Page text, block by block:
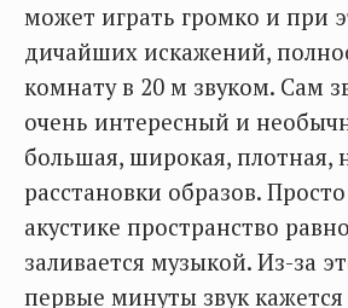
может играть громко и при
дичайших искажений,
комнату в 20 м звуком. Сам
очень интересный и
большая, широкая, плотная,
расстановки образов.
акустике пространство
заливается музыкой. Из-за
первые минуты звук